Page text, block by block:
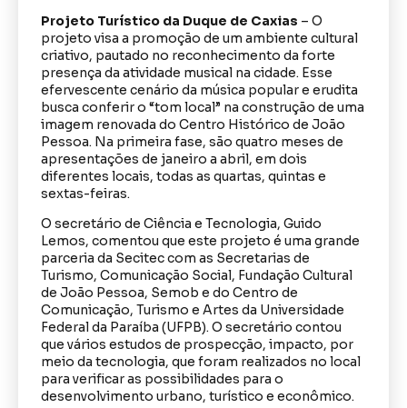
Projeto Turístico da Duque de Caxias – O
projeto visa a promoção de um ambiente cultural
criativo, pautado no reconhecimento da forte
presença da atividade musical na cidade. Esse
efervescente cenário da música popular e erudita
busca conferir o “tom local” na construção de uma
imagem renovada do Centro Histórico de João
Pessoa. Na primeira fase, são quatro meses de
apresentações de janeiro a abril, em dois
diferentes locais, todas as quartas, quintas e
sextas-feiras.
O secretário de Ciência e Tecnologia, Guido
Lemos, comentou que este projeto é uma grande
parceria da Secitec com as Secretarias de
Turismo, Comunicação Social, Fundação Cultural
de João Pessoa, Semob e do Centro de
Comunicação, Turismo e Artes da Universidade
Federal da Paraíba (UFPB). O secretário contou
que vários estudos de prospecção, impacto, por
meio da tecnologia, que foram realizados no local
para verificar as possibilidades para o
desenvolvimento urbano, turístico e econômico.